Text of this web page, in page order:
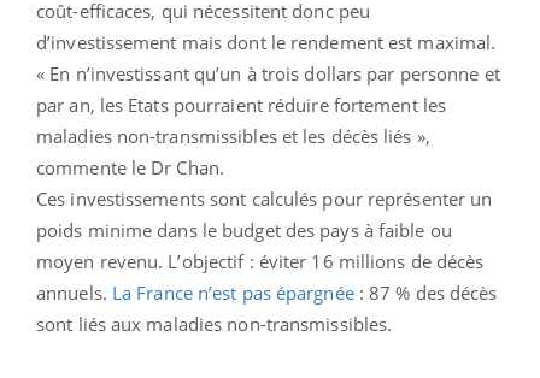
coût-efficaces, qui nécessitent donc peu
d’investissement mais dont le rendement est maximal.
« En n’investissant qu’un à trois dollars par personne et
par an, les Etats pourraient réduire fortement les
maladies non-transmissibles et les décès liés »,
commente le Dr Chan.
Ces investissements sont calculés pour représenter un
poids minime dans le budget des pays à faible ou
moyen revenu. L’objectif : éviter 16 millions de décès
annuels. La France n’est pas épargnée: 87 % des décès
sont liés aux maladies non-transmissibles.